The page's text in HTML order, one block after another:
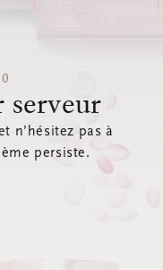
n’hésitez pas à
persiste.